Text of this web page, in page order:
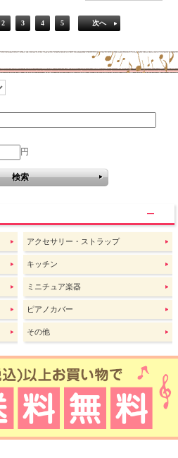
2 3 4 5 次へ
円
アクセサリー・ストラップ
キッチン
ミニチュア楽器
ピアノカバー
その他